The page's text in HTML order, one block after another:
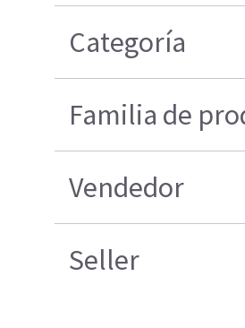
Categoría
Familia de
Vendedor
Seller